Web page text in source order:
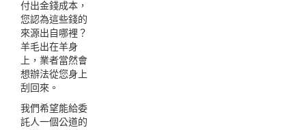
付出金錢成本，
您認為這些錢的
來源出自哪裡？
羊毛出在羊身
上，業者當然會
想辦法從您身上
刮回來。
我們希望能給委
託人一個公道的